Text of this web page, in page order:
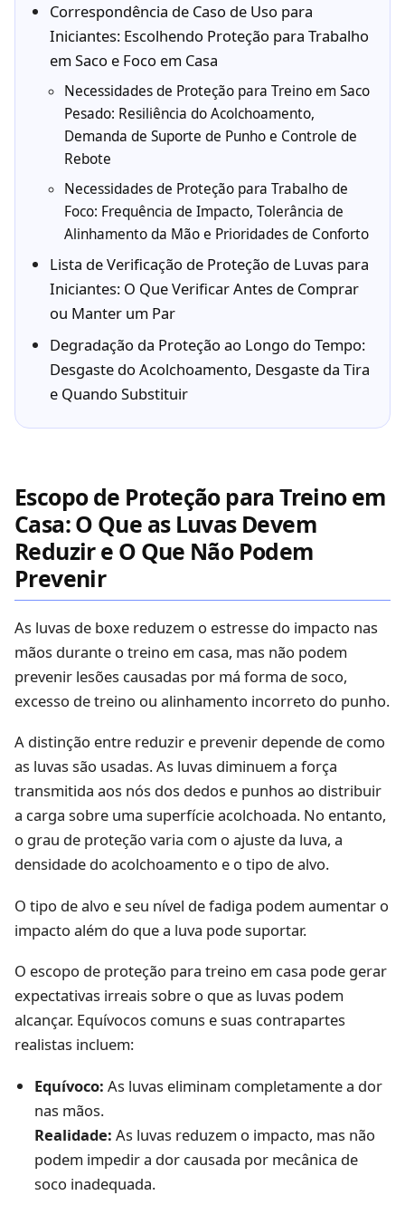
Correspondência de Caso de Uso para
Iniciantes: Escolhendo Proteção para Trabalho
em Saco e Foco em Casa
Necessidades de Proteção para Treino em Saco
Pesado: Resiliência do Acolchoamento,
Demanda de Suporte de Punho e Controle de
Rebote
Necessidades de Proteção para Trabalho de
Foco: Frequência de Impacto, Tolerância de
Alinhamento da Mão e Prioridades de Conforto
Lista de Verificação de Proteção de Luvas para
Iniciantes: O Que Verificar Antes de Comprar
ou Manter um Par
Degradação da Proteção ao Longo do Tempo:
Desgaste do Acolchoamento, Desgaste da Tira
e Quando Substituir
Escopo de Proteção para Treino em
Casa: O Que as Luvas Devem
Reduzir e O Que Não Podem
Prevenir
As luvas de boxe reduzem o estresse do impacto nas
mãos durante o treino em casa, mas não podem
prevenir lesões causadas por má forma de soco,
excesso de treino ou alinhamento incorreto do punho.
A distinção entre reduzir e prevenir depende de como
as luvas são usadas. As luvas diminuem a força
transmitida aos nós dos dedos e punhos ao distribuir
a carga sobre uma superfície acolchoada. No entanto,
o grau de proteção varia com o ajuste da luva, a
densidade do acolchoamento e o tipo de alvo.
O tipo de alvo e seu nível de fadiga podem aumentar o
impacto além do que a luva pode suportar.
O escopo de proteção para treino em casa pode gerar
expectativas irreais sobre o que as luvas podem
alcançar. Equívocos comuns e suas contrapartes
realistas incluem:
Equívoco: As luvas eliminam completamente a dor
nas mãos.
Realidade: As luvas reduzem o impacto, mas não
podem impedir a dor causada por mecânica de
soco inadequada.